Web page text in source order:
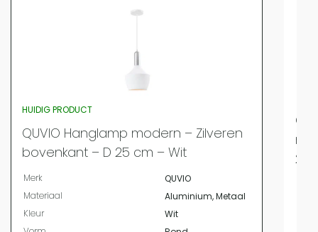
HUIDIG PRODUCT
QUVIO Hanglamp modern – Zilveren
bovenkant – D 25 cm – Wit
Merk
QUVIO
Materiaal
Aluminium, Metaal
Kleur
Wit
25